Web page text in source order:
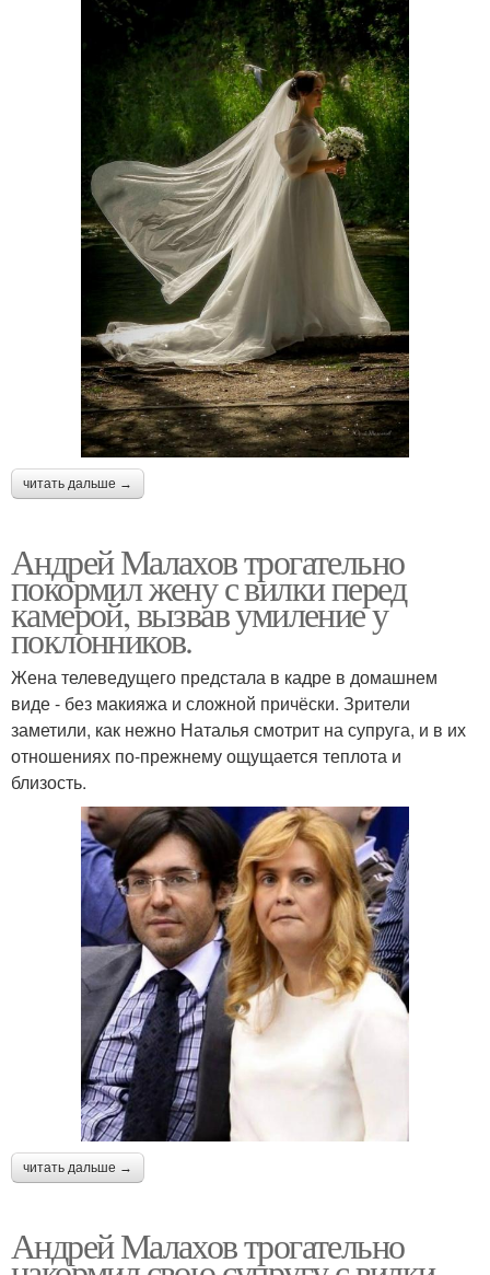
читать дальше →
Андрей Малахов трогательно
покормил жену с вилки перед
камерой, вызвав умиление у
поклонников.
Жена телеведущего предстала в кадре в домашнем
виде - без макияжа и сложной причёски. Зрители
заметили, как нежно Наталья смотрит на супруга, и в их
отношениях по-прежнему ощущается теплота и
близость.
читать дальше →
Андрей Малахов трогательно